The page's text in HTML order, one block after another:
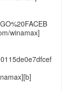
winamax]